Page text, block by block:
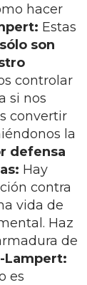
hacer
Estas
sólo son
controlar
si nos
convertir
la
defensa
Hay
contra
vida de
Haz
de
-Lampert:
es